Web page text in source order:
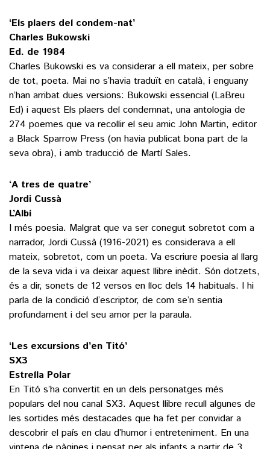
‘Els plaers del condem-nat’
Charles Bukowski
Ed. de 1984
Charles Bukowski es va considerar a ell mateix, per sobre
de tot, poeta. Mai no s’havia traduït en català, i enguany
n’han arribat dues versions: Bukowski essencial (LaBreu
Ed) i aquest Els plaers del condemnat, una antologia de
274 poemes que va recollir el seu amic John Martin, editor
a Black Sparrow Press (on havia publicat bona part de la
seva obra), i amb traducció de Martí Sales.
‘A tres de quatre’
Jordi Cussà
L’Albí
I més poesia. Malgrat que va ser conegut sobretot com a
narrador, Jordi Cussà (1916-2021) es considerava a ell
mateix, sobretot, com un poeta. Va escriure poesia al llarg
de la seva vida i va deixar aquest llibre inèdit. Són dotzets,
és a dir, sonets de 12 versos en lloc dels 14 habituals. I hi
parla de la condició d’escriptor, de com se’n sentia
profundament i del seu amor per la paraula.
‘Les excursions d’en Titó’
SX3
Estrella Polar
En Titó s’ha convertit en un dels personatges més
populars del nou canal SX3. Aquest llibre recull algunes de
les sortides més destacades que ha fet per convidar a
descobrir el país en clau d’humor i entreteniment. En una